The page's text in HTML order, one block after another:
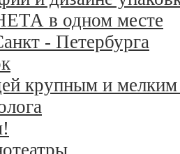
в одном месте
- Петербурга
крупным и